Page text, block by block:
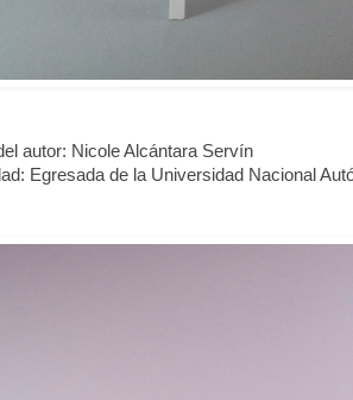
autor: Nicole Alcántara Servín
Egresada de la Universidad Nacional